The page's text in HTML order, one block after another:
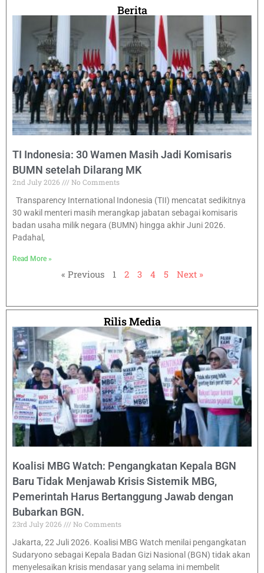
Berita
TI Indonesia: 30 Wamen Masih Jadi Komisaris
BUMN setelah Dilarang MK
2nd July 2026
No Comments
Transparency International Indonesia (TII) mencatat sedikitnya
30 wakil menteri masih merangkap jabatan sebagai komisaris
badan usaha milik negara (BUMN) hingga akhir Juni 2026.
Padahal,
Read More »
« Previous 1 2 3 4 5 Next »
Rilis Media
Koalisi MBG Watch: Pengangkatan Kepala BGN
Baru Tidak Menjawab Krisis Sistemik MBG,
Pemerintah Harus Bertanggung Jawab dengan
Bubarkan BGN.
23rd July 2026
No Comments
Jakarta, 22 Juli 2026. Koalisi MBG Watch menilai pengangkatan
Sudaryono sebagai Kepala Badan Gizi Nasional (BGN) tidak akan
menyelesaikan krisis mendasar yang selama ini membelit